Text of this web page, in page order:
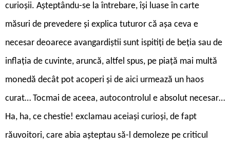
curioșii. Așteptându-se la întrebare, își luase în carte
măsuri de prevedere și explica tuturor că așa ceva e
necesar deoarece avangardiștii sunt ispitiți de beția sau de
inflația de cuvinte, aruncă, altfel spus, pe piață mai multă
monedă decât pot acoperi și de aici urmează un haos
curat… Tocmai de aceea, autocontrolul e absolut necesar…
Ha, ha, ce chestie! exclamau aceiași curioși, de fapt
răuvoitori, care abia așteptau să-l demoleze pe criticul